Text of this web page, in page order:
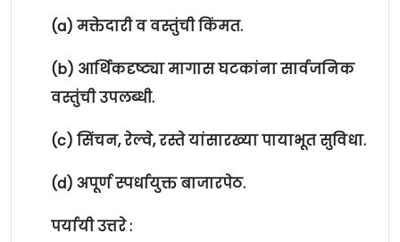
(a) मक्तेदारी व वस्तुंची किंमत.
(b) आर्थिकदृष्ट्या मागास घटकांना सार्वजनिक
वस्तुंची उपलब्धी.
(c) सिंचन, रेल्वे, रस्ते यांसारख्या पायाभूत सुविधा.
(d) अपूर्ण स्पर्धायुक्त बाजारपेठ.
पर्यायी उत्तरे :